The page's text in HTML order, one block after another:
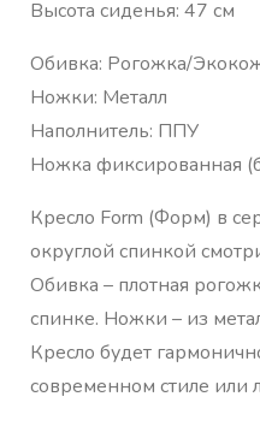
Высота сиденья: 47 см
Обивка: Рогожка/
Ножки: Металл
Наполнитель: ППУ
Ножка фиксированная
Кресло Form (Форм) в
округлой спинкой
Обивка – плотная
спинке. Ножки – из
Кресло будет
современном стиле или